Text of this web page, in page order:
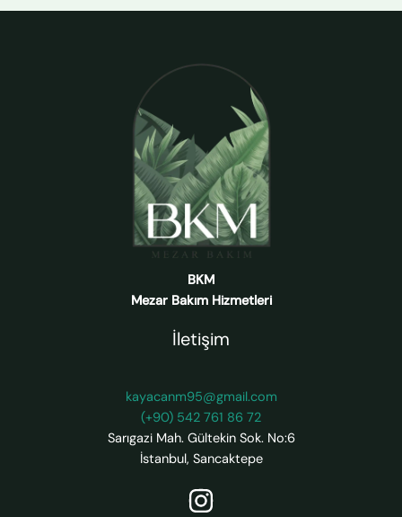
BKM
Mezar Bakım Hizmetleri
İletişim
kayacanm95@gmail.com
(+90) 542 761 86 72
Sarıgazi Mah. Gültekin Sok. No:6
İstanbul, Sancaktepe